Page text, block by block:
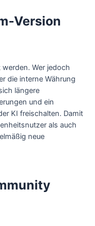
Version
Wer jedoch
die interne Währung
längere
und ein
KI freischalten. Damit
als auch
neue